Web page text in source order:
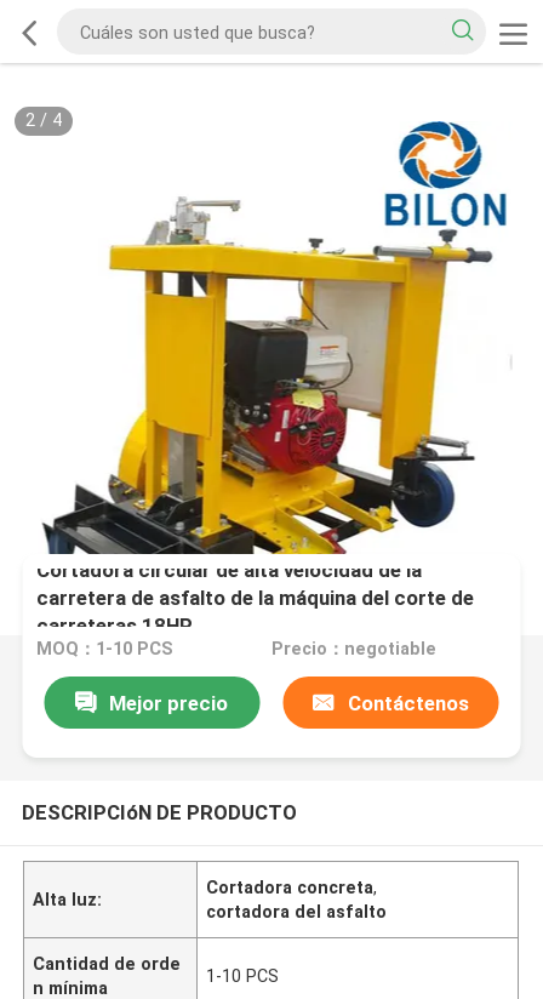
2/ 4
Cortadora circular de alta velocidad de la
carretera de asfalto de la máquina del corte de
carreteras 18HP
MOQ：1-10 PCS Precio：negotiable
Mejor precio Contáctenos
DESCRIPCIóN DE PRODUCTO
Alta luz:
Cortadora concreta,
cortadora del asfalto
Cantidad de orde
n mínima
1-10 PCS